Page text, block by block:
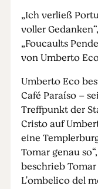
„Ich verließ
voller
„Foucaults
von Umberto
Umberto Eco
Café Paraíso –
Treffpunkt der
Cristo auf
eine
Tomar genau
beschrieb Tomar
L'ombelico del